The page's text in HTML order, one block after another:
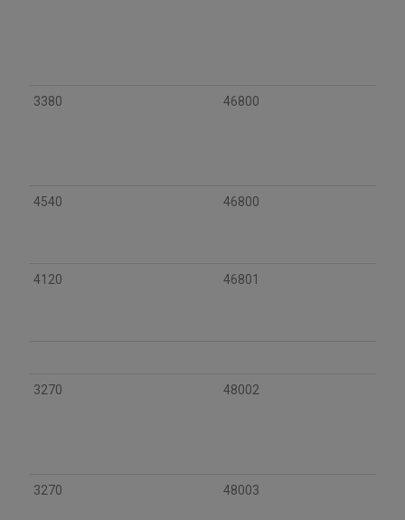
3380 46800
4540 46800
4120 46801
3270 48002
3270 48003